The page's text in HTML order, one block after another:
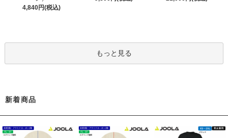
4,840円(税込)
もっと見る
新着商品